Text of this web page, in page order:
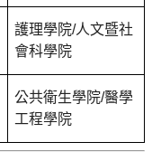
護理學院/人文暨社
會科學院
公共衛生學院/醫學
工程學院